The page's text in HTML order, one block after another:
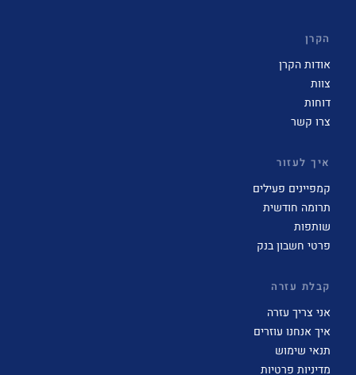
הקרן
אודות הקרן
צוות
דוחות
צרו קשר
איך לעזור
קמפיינים פעילים
תרומה חודשית
שותפות
פרטי חשבון בנק
קבלת עזרה
אני צריך עזרה
איך אנחנו עוזרים
תנאי שימוש
מדיניות פרטיות